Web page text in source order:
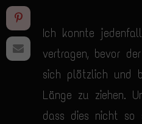
Ich konnte
vertragen, bevor
sich plötzlich und
Länge zu ziehen.
dass dies nicht so